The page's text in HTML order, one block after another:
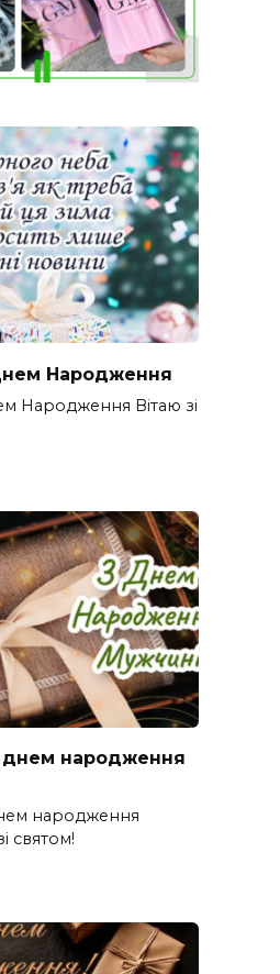
Народження
Народження Вітаю зі
днем народження
народження
святом!